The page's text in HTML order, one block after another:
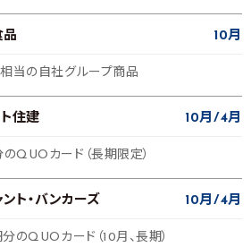
品 10月
当の自社グループ商品
ト住建 10月 4月
QUOカード（長期限定）
ント・バンカーズ 10月 4月
のQUOカード（10月、長期）